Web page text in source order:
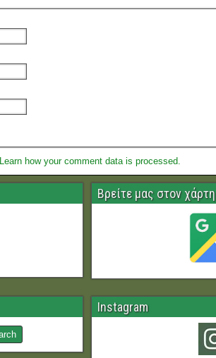
Learn how your comment data is processed.
Βρείτε μας στον χάρτη
Instagram